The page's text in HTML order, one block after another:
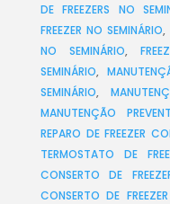
DE FREEZERS NO
FREEZER NO SEMINÁRIO,
NO SEMINÁRIO,
SEMINÁRIO,
SEMINÁRIO,
MANUTENÇÃO
REPARO DE FREEZER
TERMOSTATO DE
CONSERTO DE
CONSERTO DE